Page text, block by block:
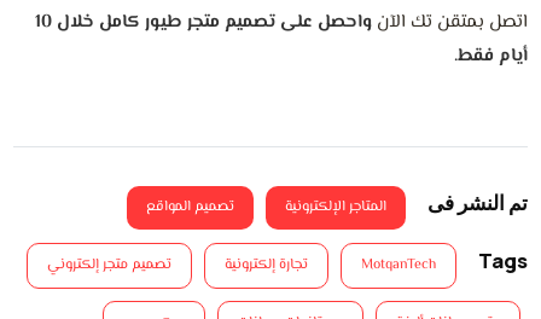
اتصل بمتقن تك الآن
واحصل على تصميم متجر طيور كامل خلال 10
أيام فقط.
تم النشر فى المتاجر الإلكترونية تصميم المواقع
Tags
MotqanTech تجارة إلكترونية تصميم متجر إلكتروني